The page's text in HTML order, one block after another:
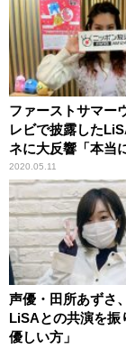
ファーストサマー
レビで披露した
ネに大反響「本当
た」
2020.05.11
声優・田所あずさ
LiSAとの共演を振
優しい方」